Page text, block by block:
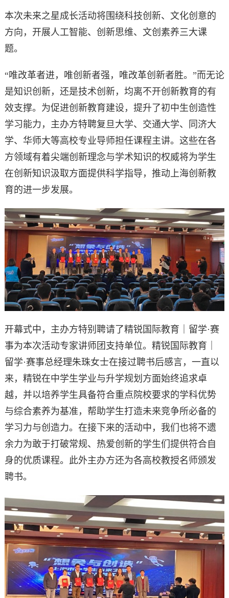
本次未来之星成长活动将围绕科技创新、文化创意的
方向，开展人工智能、创新思维、文创素养三大课
题。
“唯改革者进，唯创新者强，唯改革创新者胜。”而无论
是知识创新，还是技术创新，均离不开创新教育的有
效支撑。为促进创新教育建设，提升了初中生创造性
学习能力，主办方特聘复旦大学、交通大学、同济大
学、华师大等高校专业导师担任课程主讲。这些在各
方领域有着尖端创新理念与学术知识的权威将为学生
在创新知识汲取方面提供科学指导，推动上海创新教
育的进一步发展。
开幕式中，主办方特别聘请了精锐国际教育｜留学·赛
事为本次活动专家讲师团支持单位。精锐国际教育｜
留学·赛事总经理朱珠女士在接过聘书后感言，一直以
来，精锐在中学生学业与升学规划方面始终追求卓
越，并以培养学生具备符合重点院校要求的学科优势
与综合素养为基准，帮助学生打造未来竞争所必备的
学习力与创造力。在接下来的活动中，我们也将不遗
余力为敢于打破常规、热爱创新的学生们提供符合自
身的优质课程。此外主办方还为各高校教授名师颁发
聘书。